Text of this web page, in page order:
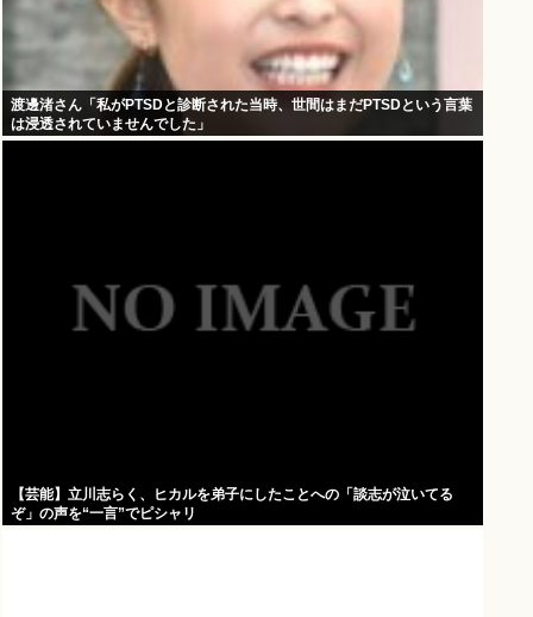
渡邊渚さん「私がPTSDと診断された当時、世間はまだPTSDという言葉
は浸透されていませんでした」
【芸能】立川志らく、ヒカルを弟子にしたことへの「談志が泣いてる
ぞ」の声を“一言”でピシャリ